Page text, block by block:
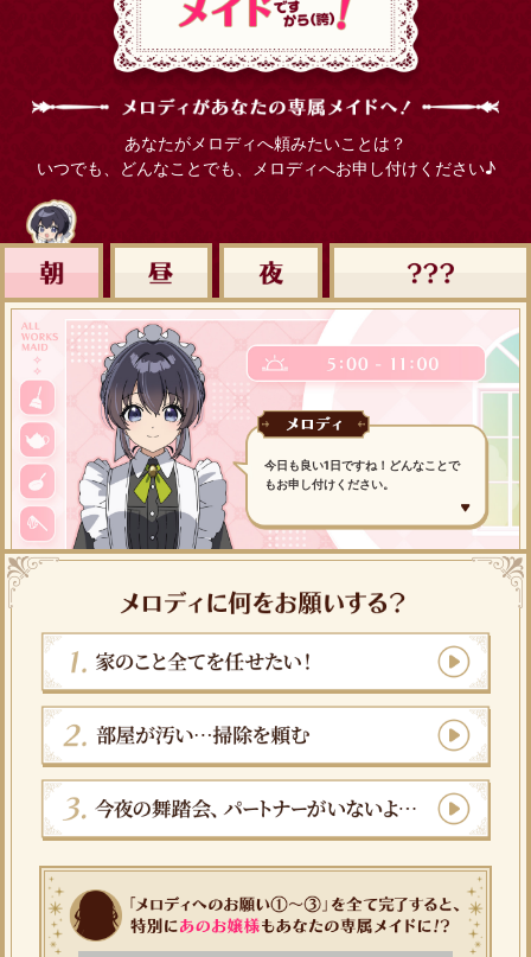
あなたがメロディへ頼みたいことは？
いつでも、どんなことでも、
メロディへお申し付けください♪
今日も良い1日ですね！ どんなことで
もお申し付けください。